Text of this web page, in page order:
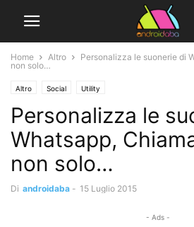
Home Altro
Personalizza le suonerie di
non solo…
Altro Social Utility
Personalizza le
Whatsapp,
non solo…
Di androidaba - 15 Luglio 2015
- Ads -